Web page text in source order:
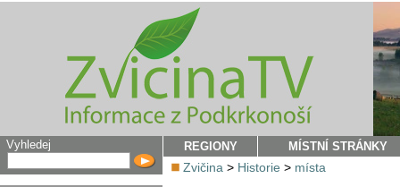
Vyhledej REGIONY MÍSTNÍ STRÁNKY
Zvičina > Historie > místa